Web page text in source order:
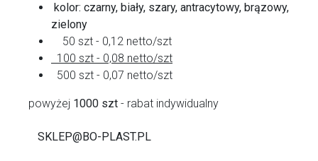
kolor: czarny, biały, szary, antracytowy, brązowy,
zielony
50 szt - 0,12 netto/szt
100 szt - 0,08 netto/szt
500 szt - 0,07 netto/szt
powyżej 1000 szt - rabat indywidualny
SKLEP@BO-PLAST.PL